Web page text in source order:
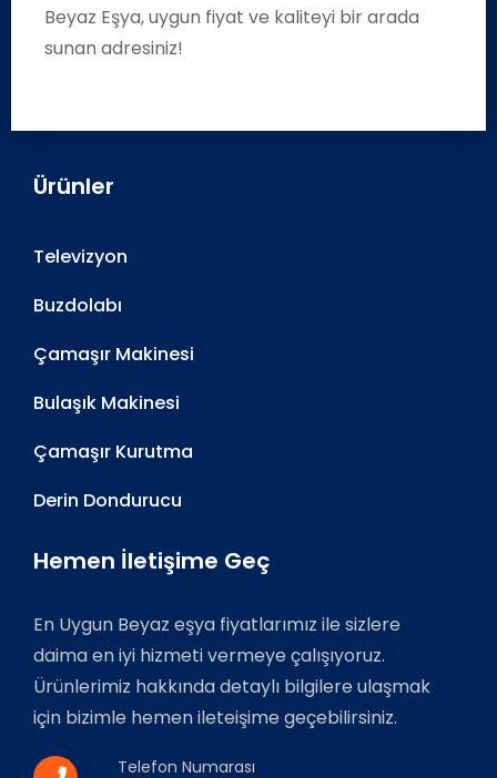
Beyaz Eşya, uygun fiyat ve kaliteyi bir arada
sunan adresiniz!
Ürünler
Televizyon
Buzdolabı
Çamaşır Makinesi
Bulaşık Makinesi
Çamaşır Kurutma
Derin Dondurucu
Hemen İletişime Geç
En Uygun Beyaz eşya fiyatlarımız ile sizlere
daima en iyi hizmeti vermeye çalışıyoruz.
Ürünlerimiz hakkında detaylı bilgilere ulaşmak
için bizimle hemen ileteişime geçebilirsiniz.
Telefon Numarası